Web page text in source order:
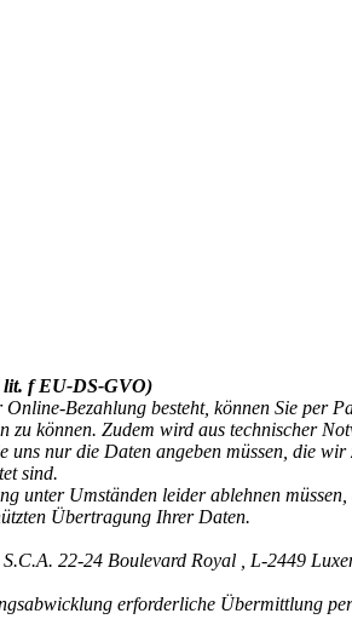
lit. f EU-DS-GVO)
Bezahlung besteht, können Sie per
können. Zudem wird aus technischer
nur die Daten angeben müssen, die
sind.
unter Umständen leider ablehnen
Übertragung Ihrer Daten.
22-24 Boulevard Royal , L-2449
erforderliche Übermittlung